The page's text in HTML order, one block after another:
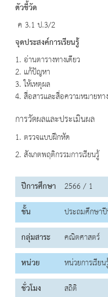
ตัวชี้วัด
ค 3.1 ป.3/2
จุดประสงค์การเรียนรู้
1. อ่านตารางทางเดียว
2. แก้ปัญหา
3. ให้เหตุผล
4. สื่อสารและสื่อความหมายท
การวัดผลและประเมินผล
1. ตรวจแบบฝึกหัด
2. สังเกตพฤติกรรมการเรียนรู้
ปีการศึกษา 2566 / 1
ชั้น
ประถมศึกษา
กลุ่มสาระ
คณิตศาสตร์
หน่วย
หน่วยการเรีย
ชั่วโมง
สถิติ